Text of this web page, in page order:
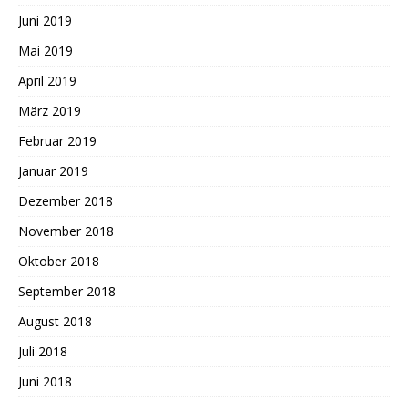
Juni 2019
Mai 2019
April 2019
März 2019
Februar 2019
Januar 2019
Dezember 2018
November 2018
Oktober 2018
September 2018
August 2018
Juli 2018
Juni 2018